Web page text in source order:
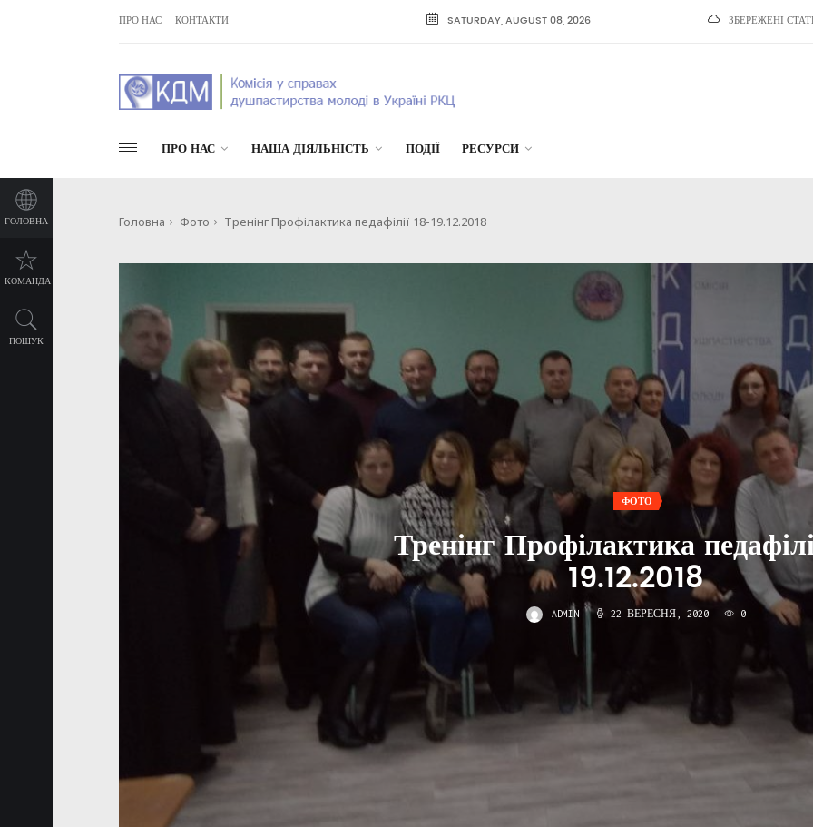
ПРО НАС КОНТАКТИ SATURDAY, AUGUST 08, 2026 ЗБЕРЕЖЕНІ
ПРО НАС НАША ДІЯЛЬНІСТЬ ПОДІЇ РЕСУРСИ
ГОЛОВНА
КОМАНДА
ПОШУК
Головна Фото Тренінг Профілактика педафілії 18-19.12.2018
ФОТО
Тренінг Профілактика
19.12.2018
ADMIN 22 ВЕРЕСНЯ, 2020 0